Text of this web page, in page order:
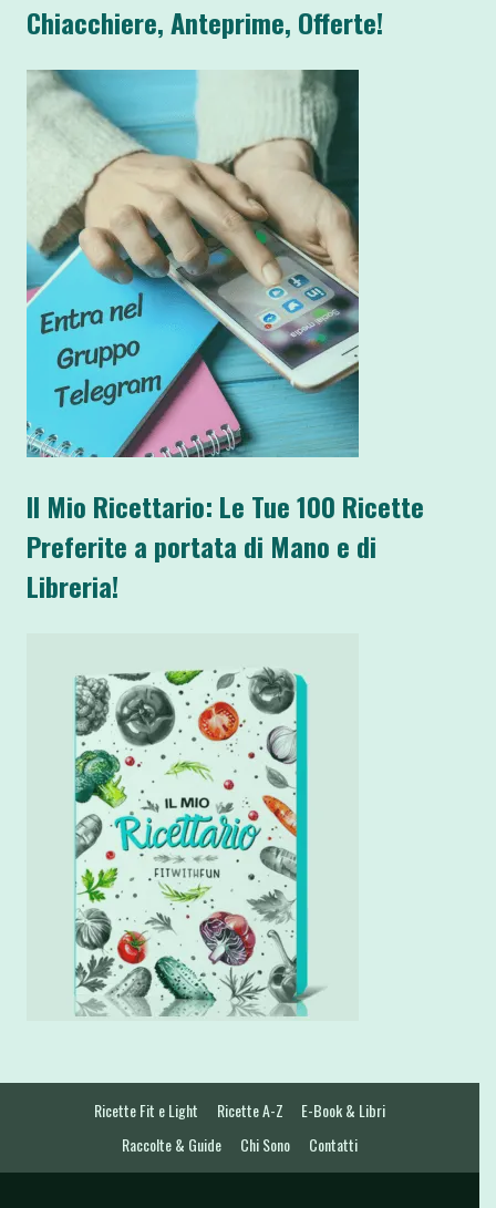
Chiacchiere, Anteprime, Offerte!
Il Mio Ricettario: Le Tue 100 Ricette
Preferite a portata di Mano e di
Libreria!
Ricette Fit e Light Ricette A-Z
E-Book & Libri
Raccolte & Guide
Chi Sono Contatti